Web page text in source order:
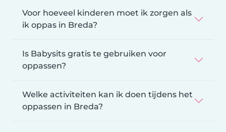
Voor hoeveel kinderen moet ik zorgen als
ik oppas in Breda?
Is Babysits gratis te gebruiken voor
oppassen?
Welke activiteiten kan ik doen tijdens het
oppassen in Breda?